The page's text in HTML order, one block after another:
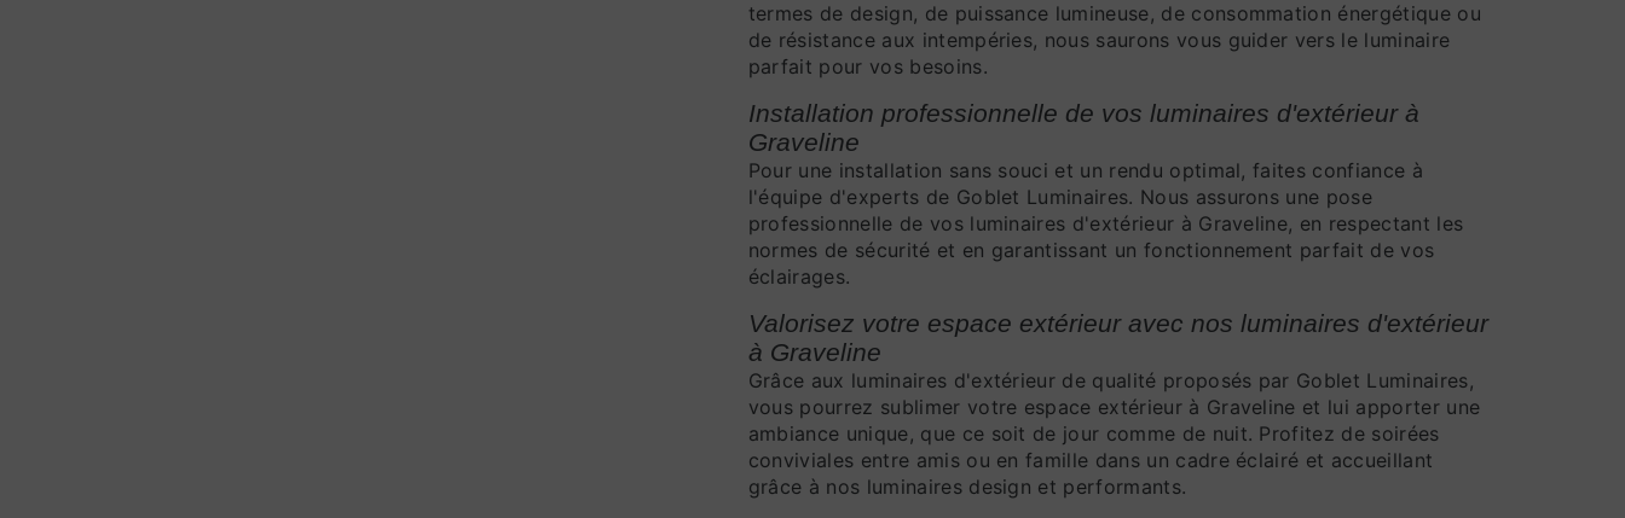
termes de design, de puissance lumineuse, de consommation énergétique ou
de résistance aux intempéries, nous saurons vous guider vers le luminaire
parfait pour vos besoins.
Installation professionnelle de vos luminaires d'extérieur à
Graveline
Pour une installation sans souci et un rendu optimal, faites confiance à
l'équipe d'experts de Goblet Luminaires. Nous assurons une pose
professionnelle de vos luminaires d'extérieur à Graveline, en respectant les
normes de sécurité et en garantissant un fonctionnement parfait de vos
éclairages.
Valorisez votre espace extérieur avec nos luminaires d'extérieur
à Graveline
Grâce aux luminaires d'extérieur de qualité proposés par Goblet Luminaires,
vous pourrez sublimer votre espace extérieur à Graveline et lui apporter une
ambiance unique, que ce soit de jour comme de nuit. Profitez de soirées
conviviales entre amis ou en famille dans un cadre éclairé et accueillant
grâce à nos luminaires design et performants.